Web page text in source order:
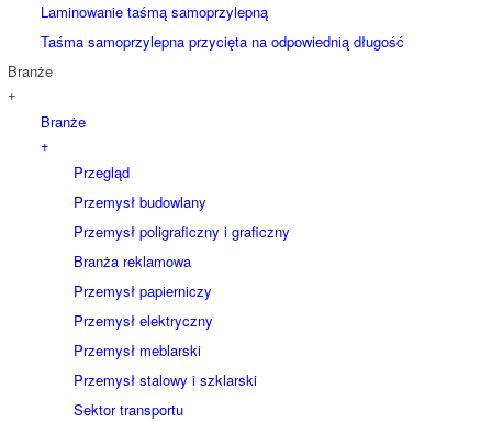
Laminowanie taśmą samoprzylepną
Taśma samoprzylepna przycięta na odpowiednią długość
Branże
+
Branże
+
Przegląd
Przemysł budowlany
Przemysł poligraficzny i graficzny
Branża reklamowa
Przemysł papierniczy
Przemysł elektryczny
Przemysł meblarski
Przemysł stalowy i szklarski
Sektor transportu